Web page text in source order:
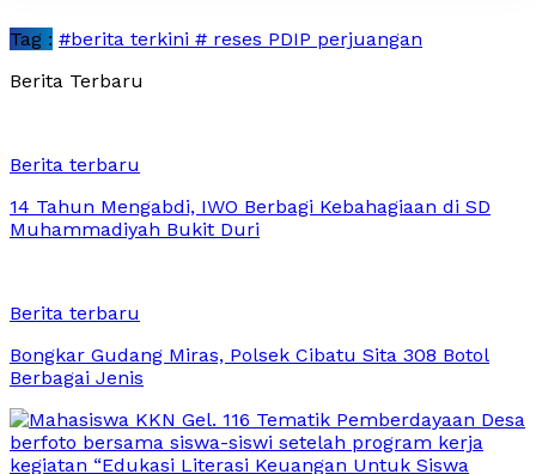
Tag : #berita terkini # reses PDIP perjuangan
Berita Terbaru
Berita terbaru
14 Tahun Mengabdi, IWO Berbagi Kebahagiaan di SD
Muhammadiyah Bukit Duri
Berita terbaru
Bongkar Gudang Miras, Polsek Cibatu Sita 308 Botol
Berbagai Jenis